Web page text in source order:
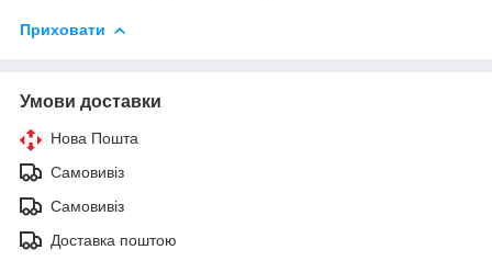
Приховати
Умови доставки
Нова Пошта
Самовивіз
Самовивіз
Доставка поштою